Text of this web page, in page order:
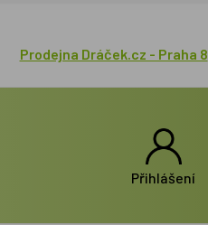
Prodejna Dráček.cz - Praha 8
Přihlášení